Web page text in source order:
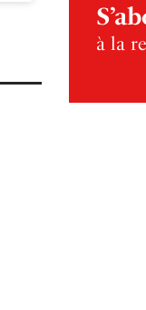
à la